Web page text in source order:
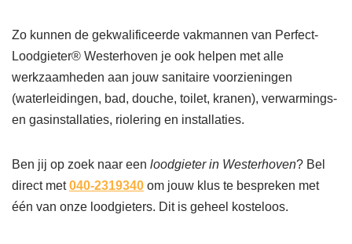
Zo kunnen de gekwalificeerde vakmannen van Perfect-
Loodgieter® Westerhoven je ook helpen met alle
werkzaamheden aan jouw sanitaire voorzieningen
(waterleidingen, bad, douche, toilet, kranen), verwarmings-
en gasinstallaties, riolering en installaties.
Ben jij op zoek naar een loodgieter in Westerhoven? Bel
direct met040-2319340 om jouw klus te bespreken met
één van onze loodgieters. Dit is geheel kosteloos.